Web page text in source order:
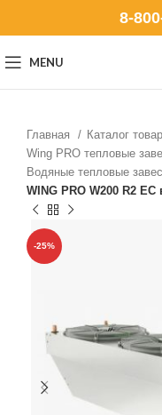
8-
MENU
Главная Каталог
Wing PRO тепловые
Водяные тепловые
WING PRO W200 R2
-25%